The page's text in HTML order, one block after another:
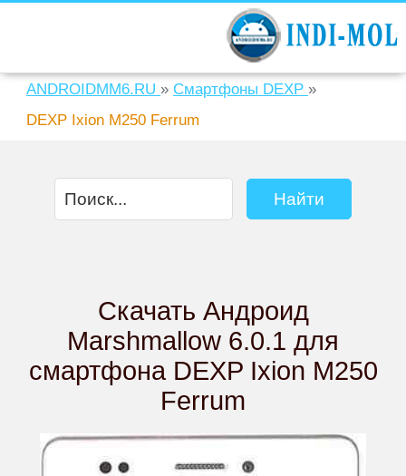
ANDROIDMM6.RU » Смартфоны DEXP »
DEXP Ixion M250 Ferrum
Скачать Андроид
Marshmallow 6.0.1 для
смартфона DEXP Ixion M250
Ferrum